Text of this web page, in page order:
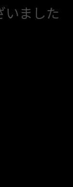
いました